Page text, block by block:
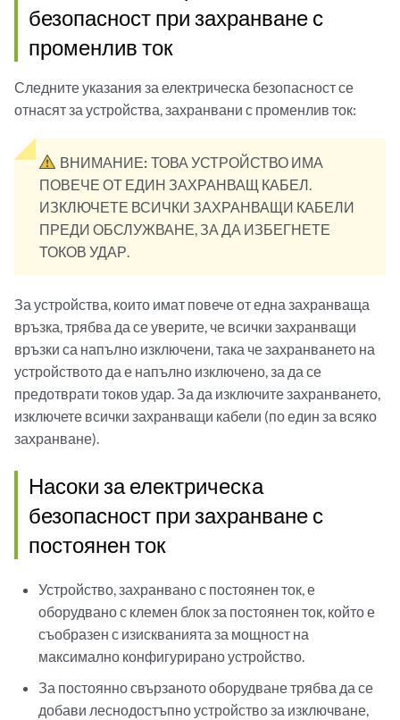
безопасност при захранване с
променлив ток
Следните указания за електрическа безопасност се
отнасят за устройства, захранвани с променлив ток:
ВНИМАНИЕ: ТОВА УСТРОЙСТВО ИМА
ПОВЕЧЕ ОТ ЕДИН ЗАХРАНВАЩ КАБЕЛ.
ИЗКЛЮЧЕТЕ ВСИЧКИ ЗАХРАНВАЩИ КАБЕЛИ
ПРЕДИ ОБСЛУЖВАНЕ, ЗА ДА ИЗБЕГНЕТЕ
ТОКОВ УДАР.
За устройства, които имат повече от една захранваща
връзка, трябва да се уверите, че всички захранващи
връзки са напълно изключени, така че захранването на
устройството да е напълно изключено, за да се
предотврати токов удар. За да изключите захранването,
изключете всички захранващи кабели (по един за всяко
захранване).
Насоки за електрическа
безопасност при захранване с
постоянен ток
Устройство, захранвано с постоянен ток, е
оборудвано с клемен блок за постоянен ток, който е
съобразен с изискванията за мощност на
максимално конфигурирано устройство.
За постоянно свързаното оборудване трябва да се
добави леснодостъпно устройство за изключване,